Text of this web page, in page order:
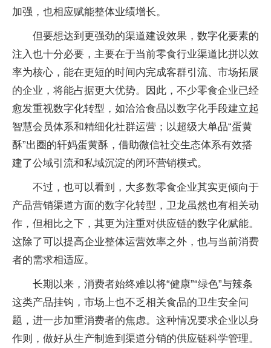
加强，也相应赋能整体业绩增长。
但要想达到更强劲的渠道建设效果，数字化要素的
注入也十分必要，主要在于当前零食行业渠道比拼以效
率为核心，能在更短的时间内完成客群引流、市场拓展
的企业，将能占据更大优势。因此，不少零食企业已经
愈发重视数字化转型，如洽洽食品以数字化手段建立起
智慧会员体系和精细化社群运营；以超级大单品“蛋黄
酥”出圈的轩妈蛋黄酥，借助微信社交生态体系有效搭
建了公域引流和私域沉淀的闭环营销模式。
不过，也可以看到，大多数零食企业其实更倾向于
产品营销渠道方面的数字化转型，卫龙虽然也有相关动
作，但相比之下，其更为注重对供应链的数字化赋能。
这除了可以提高企业整体运营效率之外，也与当前消费
者的需求相适应。
长期以来，消费者始终难以将“健康”“绿色”与辣条
这类产品挂钩，市场上也不乏相关食品的卫生安全问
题，进一步加重消费者的焦虑。这种情况要求企业以身
作则，做好从生产制造到渠道分销的供应链科学管理。